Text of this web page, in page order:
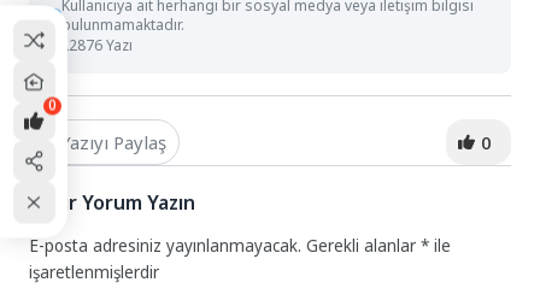
Kullanıcıya ait herhangi bir sosyal medya veya iletişim bilgisi
bulunmamaktadır.
22876 Yazı
Yazıyı Paylaş 0
Bir Yorum Yazın
E-posta adresiniz yayınlanmayacak. Gerekli alanlar* ile
işaretlenmişlerdir
0